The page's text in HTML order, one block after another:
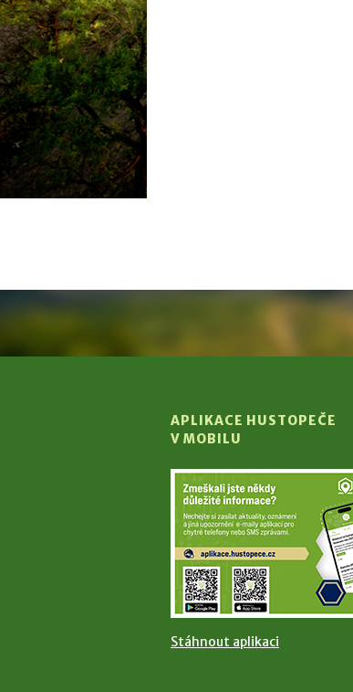
APLIKACE HUSTOPEČE
V MOBILU
Stáhnout aplikaci